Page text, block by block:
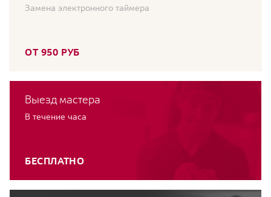
Замена электронного таймера
ОТ 950 РУБ
Выезд мастера
В течение часа
БЕСПЛАТНО